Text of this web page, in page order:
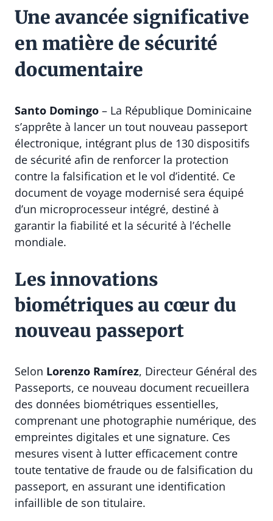
Une avancée significative
en matière de sécurité
documentaire
Santo Domingo – La République Dominicaine
s’apprête à lancer un tout nouveau passeport
électronique, intégrant plus de 130 dispositifs
de sécurité afin de renforcer la protection
contre la falsification et le vol d’identité. Ce
document de voyage modernisé sera équipé
d’un microprocesseur intégré, destiné à
garantir la fiabilité et la sécurité à l’échelle
mondiale.
Les innovations
biométriques au cœur du
nouveau passeport
Selon Lorenzo Ramírez, Directeur Général des
Passeports, ce nouveau document recueillera
des données biométriques essentielles,
comprenant une photographie numérique, des
empreintes digitales et une signature. Ces
mesures visent à lutter efficacement contre
toute tentative de fraude ou de falsification du
passeport, en assurant une identification
infaillible de son titulaire.